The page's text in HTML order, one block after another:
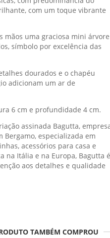
com um toque vibrante
mãos uma graciosa mini árvore
símbolo por excelência das
dourados e o chapéu
adicionam um ar de
6 cm e profundidade 4 cm.
assinada Bagutta,
especializada em
acessórios para casa e
na Itália e na Europa, Bagutta é
aos detalhes e qualidade
TAMBÉM COMPROU